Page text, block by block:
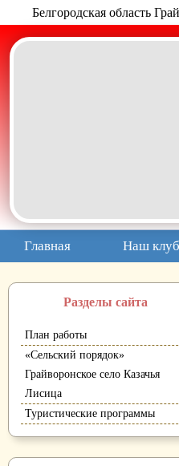
Белгородская область
Главная Наш клуб
Разделы сайта
План работы
«Сельский порядок»
Грайворонское село Казачья
Лисица
Туристические программы